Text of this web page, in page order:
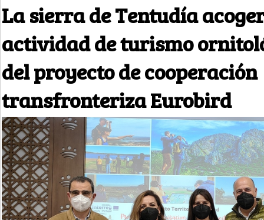
La sierra de Tentudía
actividad de turismo
del proyecto de cooperación
transfronteriza Eurobird